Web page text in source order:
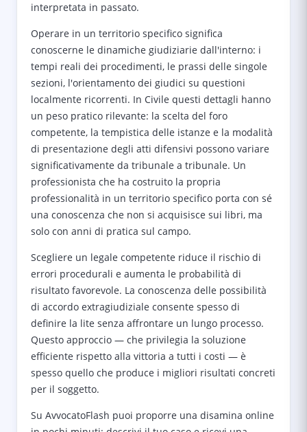
interpretata in passato.
Operare in un territorio specifico significa
conoscerne le dinamiche giudiziarie dall'interno: i
tempi reali dei procedimenti, le prassi delle singole
sezioni, l'orientamento dei giudici su questioni
localmente ricorrenti. In Civile questi dettagli hanno
un peso pratico rilevante: la scelta del foro
competente, la tempistica delle istanze e la modalità
di presentazione degli atti difensivi possono variare
significativamente da tribunale a tribunale. Un
professionista che ha costruito la propria
professionalità in un territorio specifico porta con sé
una conoscenza che non si acquisisce sui libri, ma
solo con anni di pratica sul campo.
Scegliere un legale competente riduce il rischio di
errori procedurali e aumenta le probabilità di
risultato favorevole. La conoscenza delle possibilità
di accordo extragiudiziale consente spesso di
definire la lite senza affrontare un lungo processo.
Questo approccio — che privilegia la soluzione
efficiente rispetto alla vittoria a tutti i costi — è
spesso quello che produce i migliori risultati concreti
per il soggetto.
Su AvvocatoFlash puoi proporre una disamina online